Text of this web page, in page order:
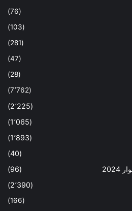
(76)
(103)
(281)
(47)
(28)
(7٬762)
(2٬225)
(1٬065)
(1٬893)
(40)
(96)
(2٬390)
(166)